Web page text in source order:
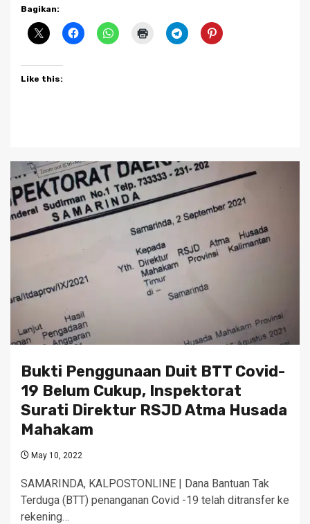
Bagikan:
Like this:
Bukti Penggunaan Duit BTT Covid-
19 Belum Cukup, Inspektorat
Surati Direktur RSJD Atma Husada
Mahakam
May 10, 2022
SAMARINDA, KALPOSTONLINE | Dana Bantuan Tak
Terduga (BTT) penanganan Covid -19 telah ditransfer ke
rekening…